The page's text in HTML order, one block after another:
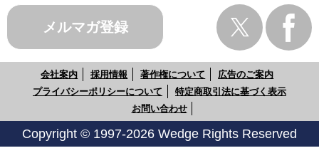
メルマガ登録
会社案内 採用情報 著作権について
広告のご案内
プライバシーポリシーについて
特定商取引法に基づく表示
お問い合わせ
Copyright © 1997-2026 Wedge Rights Reserved